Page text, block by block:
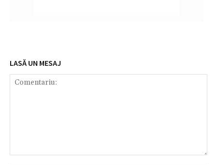
LASĂ UN MESAJ